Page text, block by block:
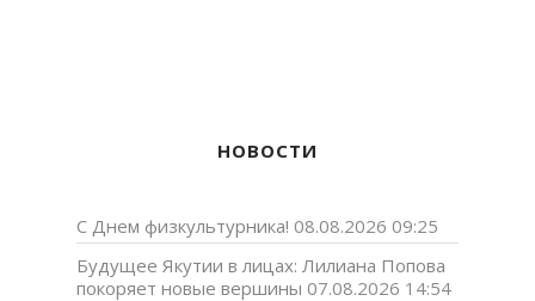
НОВОСТИ
С Днем физкультурника! 08.08.2026 09:25
Будущее Якутии в лицах: Лилиана Попова
покоряет новые вершины 07.08.2026 14:54